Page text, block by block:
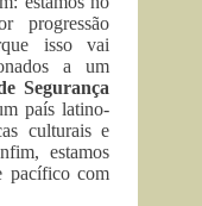
progressão
isso vai
a um
Segurança
país latino-
culturais e
estamos
com